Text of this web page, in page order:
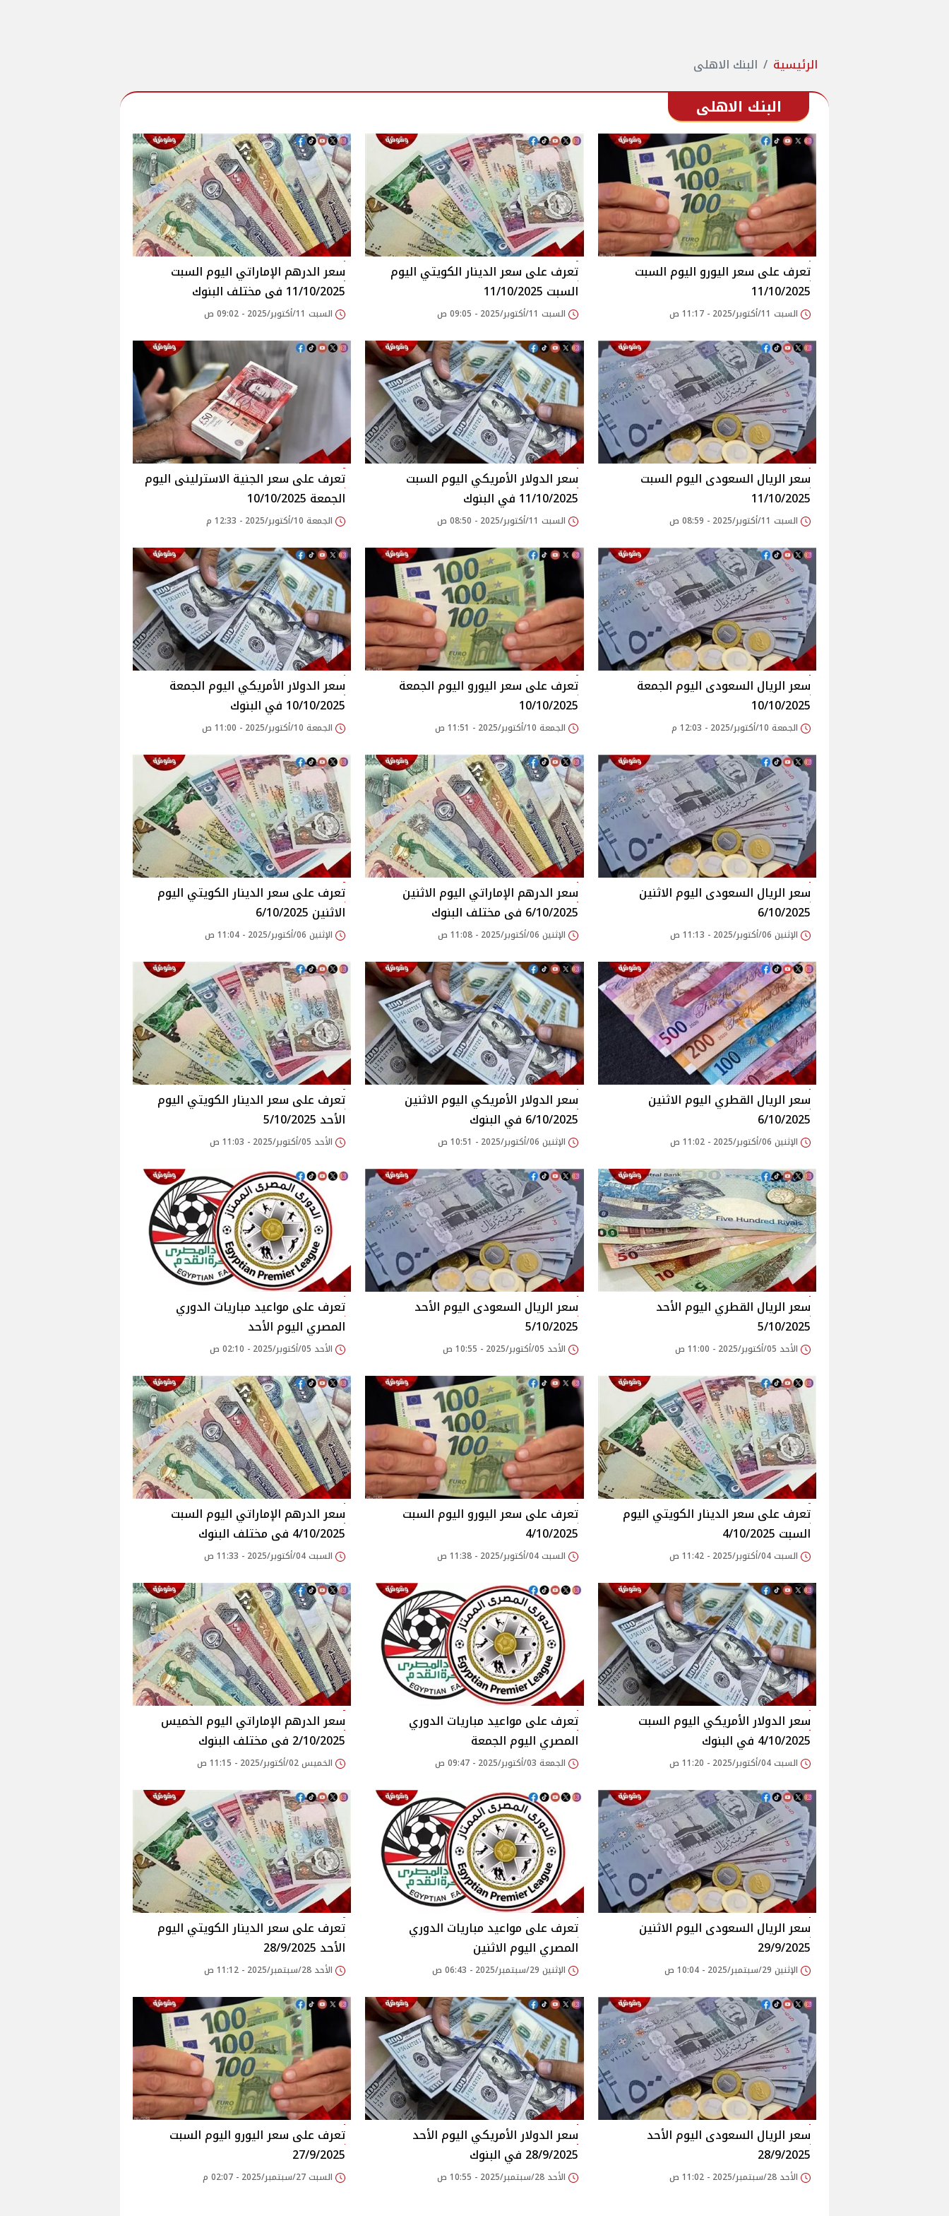
الرئيسية البنك الاهلى
البنك الاهلى
تعرف على سعر اليورو اليوم السبت
11/10/2025
السبت 11/أكتوبر/2025 - 11:17 ص
تعرف على سعر الدينار الكويتي اليوم
السبت 11/10/2025
السبت 11/أكتوبر/2025 - 09:05 ص
سعر الدرهم الإماراتي اليوم السبت
11/10/2025 فى مختلف البنوك
السبت 11/أكتوبر/2025 - 09:02 ص
سعر الريال السعودى اليوم السبت
11/10/2025
السبت 11/أكتوبر/2025 - 08:59 ص
سعر الدولار الأمريكي اليوم السبت
11/10/2025 في البنوك
السبت 11/أكتوبر/2025 - 08:50 ص
تعرف على سعر الجنية الاسترلينى اليوم
الجمعة 10/10/2025
الجمعة 10/أكتوبر/2025 - 12:33 م
سعر الريال السعودى اليوم الجمعة
10/10/2025
الجمعة 10/أكتوبر/2025 - 12:03 م
تعرف على سعر اليورو اليوم الجمعة
10/10/2025
الجمعة 10/أكتوبر/2025 - 11:51 ص
سعر الدولار الأمريكي اليوم الجمعة
10/10/2025 في البنوك
الجمعة 10/أكتوبر/2025 - 11:00 ص
سعر الريال السعودى اليوم الاثنين
6/10/2025
الإثنين 06/أكتوبر/2025 - 11:13 ص
سعر الدرهم الإماراتي اليوم الاثنين
6/10/2025 فى مختلف البنوك
الإثنين 06/أكتوبر/2025 - 11:08 ص
تعرف على سعر الدينار الكويتي اليوم
الاثنين 6/10/2025
الإثنين 06/أكتوبر/2025 - 11:04 ص
سعر الريال القطري اليوم الاثنين
6/10/2025
الإثنين 06/أكتوبر/2025 - 11:02 ص
سعر الدولار الأمريكي اليوم الاثنين
6/10/2025 في البنوك
الإثنين 06/أكتوبر/2025 - 10:51 ص
تعرف على سعر الدينار الكويتي اليوم
الأحد 5/10/2025
الأحد 05/أكتوبر/2025 - 11:03 ص
سعر الريال القطري اليوم الأحد
5/10/2025
الأحد 05/أكتوبر/2025 - 11:00 ص
سعر الريال السعودى اليوم الأحد
5/10/2025
الأحد 05/أكتوبر/2025 - 10:55 ص
تعرف على مواعيد مباريات الدوري
المصري اليوم الأحد
الأحد 05/أكتوبر/2025 - 02:10 ص
تعرف على سعر الدينار الكويتي اليوم
السبت 4/10/2025
السبت 04/أكتوبر/2025 - 11:42 ص
تعرف على سعر اليورو اليوم السبت
4/10/2025
السبت 04/أكتوبر/2025 - 11:38 ص
سعر الدرهم الإماراتي اليوم السبت
4/10/2025 فى مختلف البنوك
السبت 04/أكتوبر/2025 - 11:33 ص
سعر الدولار الأمريكي اليوم السبت
4/10/2025 في البنوك
السبت 04/أكتوبر/2025 - 11:20 ص
تعرف على مواعيد مباريات الدوري
المصري اليوم الجمعة
الجمعة 03/أكتوبر/2025 - 09:47 ص
سعر الدرهم الإماراتي اليوم الخميس
2/10/2025 فى مختلف البنوك
الخميس 02/أكتوبر/2025 - 11:15 ص
سعر الريال السعودى اليوم الاثنين
29/9/2025
الإثنين 29/سبتمبر/2025 - 10:04 ص
تعرف على مواعيد مباريات الدوري
المصري اليوم الاثنين
الإثنين 29/سبتمبر/2025 - 06:43 ص
تعرف على سعر الدينار الكويتي اليوم
الأحد 28/9/2025
الأحد 28/سبتمبر/2025 - 11:12 ص
سعر الريال السعودى اليوم الأحد
28/9/2025
الأحد 28/سبتمبر/2025 - 11:02 ص
سعر الدولار الأمريكي اليوم الأحد
28/9/2025 في البنوك
الأحد 28/سبتمبر/2025 - 10:55 ص
تعرف على سعر اليورو اليوم السبت
27/9/2025
السبت 27/سبتمبر/2025 - 02:07 م